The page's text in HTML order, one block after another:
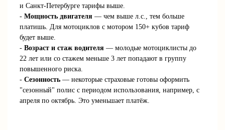
и Санкт-Петербурге тарифы выше.
-Мощность двигателя — чем выше л.с., тем больше
платишь. Для мотоциклов с мотором 150+ кубов тариф
будет выше.
-Возраст и стаж водителя — молодые мотоциклисты до
22 лет или со стажем меньше 3 лет попадают в группу
повышенного риска.
-Сезонность — некоторые страховые готовы оформить
"сезонный" полис с периодом использования, например, с
апреля по октябрь. Это уменьшает платёж.